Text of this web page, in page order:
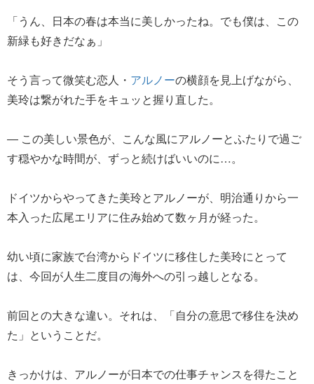
「うん、日本の春は本当に美しかったね。でも僕は、この
新緑も好きだなぁ」
そう言って微笑む恋人・ アルノーの横顔を見上げながら、
美玲は繋がれた手をキュッと握り直した。
― この美しい景色が、こんな風にアルノーとふたりで過ご
す穏やかな時間が、ずっと続けばいいのに…。
ドイツからやってきた美玲とアルノーが、明治通りから一
本入った広尾エリアに住み始めて数ヶ月が経った。
幼い頃に家族で台湾からドイツに移住した美玲にとって
は、今回が人生二度目の海外への引っ越しとなる。
前回との大きな違い。それは、「自分の意思で移住を決め
た」ということだ。
きっかけは、アルノーが日本での仕事チャンスを得たこと